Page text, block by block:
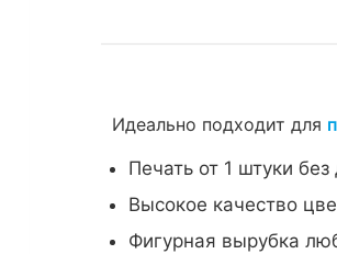
Идеально подходит для
Печать от 1 штуки без
Высокое качество
Фигурная вырубка